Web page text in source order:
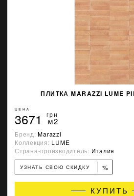
ПЛИТКА MARAZZI LUME
ЦЕНА
3671 грн
м2
Бренд:Marazzi
Коллекция: LUME
Страна-производитель: Италия
УЗНАТЬ СВОЮ СКИДКУ %
КУПИТЬ